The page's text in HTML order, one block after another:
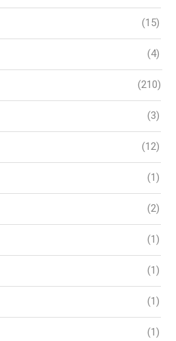
(15)
(4)
(210)
(3)
(12)
(1)
(2)
(1)
(1)
(1)
(1)